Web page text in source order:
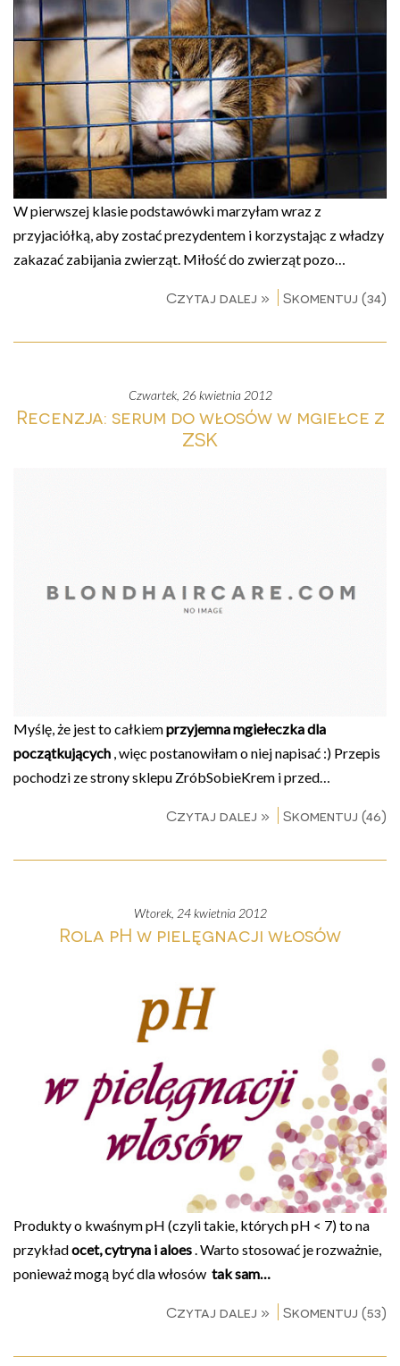
W pierwszej klasie podstawówki marzyłam wraz z
przyjaciółką, aby zostać prezydentem i korzystając z władzy
zakazać zabijania zwierząt. Miłość do zwierząt pozo…
Czytaj dalej » Skomentuj (34)
czwartek, 26 kwietnia 2012
Recenzja: serum do włosów w mgiełce z
ZSK
Myślę, że jest to całkiemprzyjemna mgiełeczka dla
początkujących , więc postanowiłam o niej napisać :) Przepis
pochodzi ze strony sklepu ZróbSobieKrem i przed…
Czytaj dalej » Skomentuj (46)
wtorek, 24 kwietnia 2012
Rola pH w pielęgnacji włosów
Produkty o kwaśnym pH (czyli takie, których pH < 7) to na
przykładocet, cytryna i aloes. Warto stosować je rozważnie,
ponieważ mogą być dla włosów tak sam…
Czytaj dalej » Skomentuj (53)